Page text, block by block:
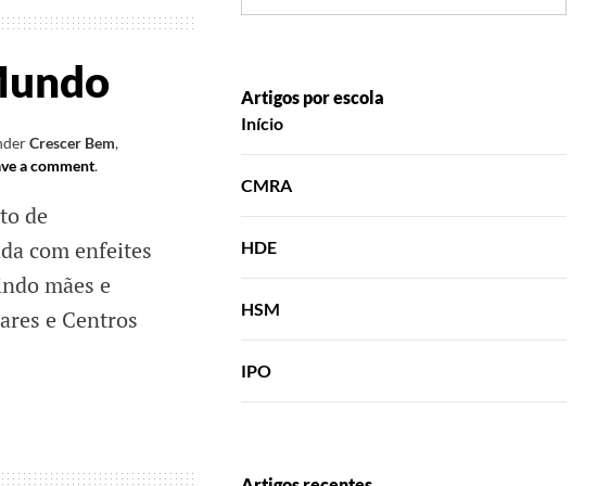
Crescer Bem,
a comment.
de
com enfeites
mães e
e Centros
Artigos por escola
Início
CMRA
HDE
HSM
IPO